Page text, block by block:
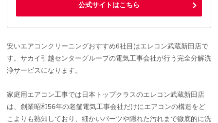
公式サイトはこちら
安いエアコンクリーニングおすすめ6社目はエレコン武蔵新田店で
す。サカイ引越センターグループの電気工事会社が行う完全分解洗
浄サービスになります。
家庭用エアコン工事では日本トップクラスのエレコン武蔵新田店
は、創業昭和56年の老舗電気工事会社だけにエアコンの構造をど
こよりも熟知しており、細かいパーツや隠れた汚れまで徹底的に洗